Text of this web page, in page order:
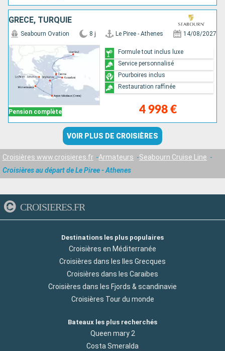
GRÈCE, TURQUIE
Pension complète
Seabourn Ovation 8 j Le Piree - Athenes 14/08/2027
4 998 €
Formule tout inclus luxe
Service personnalisé
Pourboires inclus
Restauration raffinée
VOIR PLUS DE CROISIÈRES
Croisières www.croisieres.fr Armateurs
Seabourn Cruise Line
Croisières au départ de Le Piree - Athenes
CROISIERES.FR
Destinations les plus populaires
Croisières en Méditerranée
Croisières dans les Iles Grecques
Croisières dans les Caraibes
Croisières dans les Fjords & scandinavie
Croisières Tour du monde
Bateaux les plus recherchés
Queen mary 2
Costa Smeralda